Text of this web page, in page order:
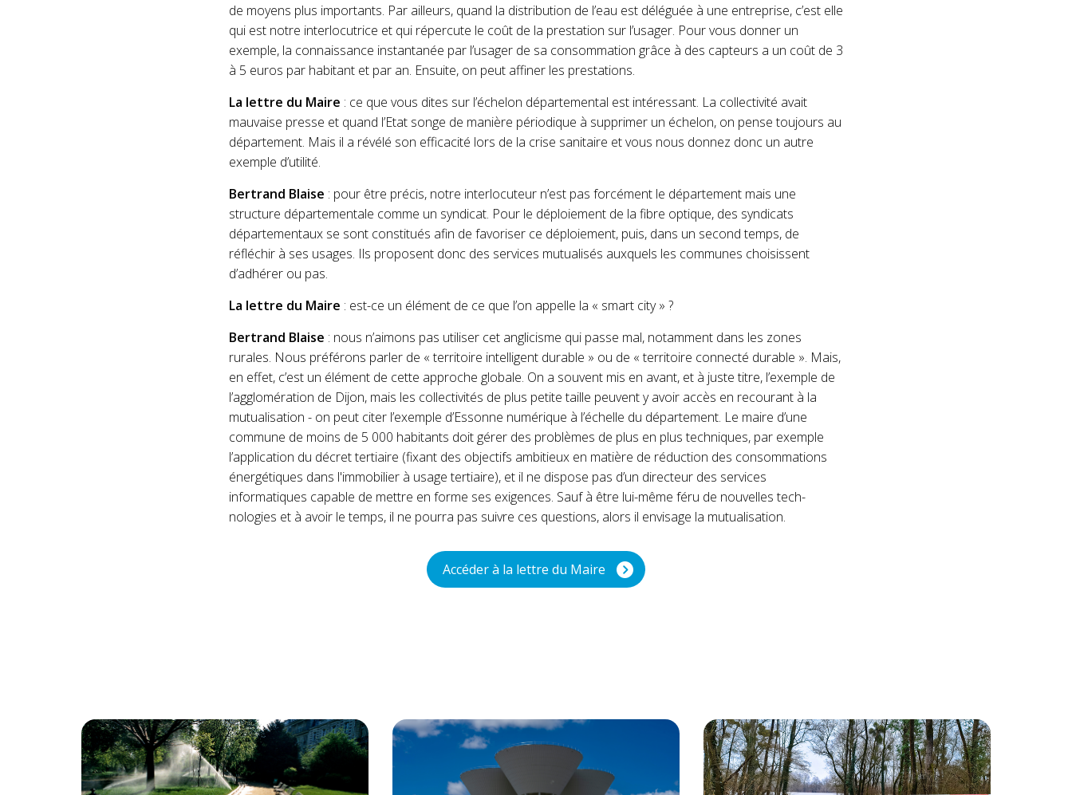
de moyens plus importants. Par ailleurs, quand la distribution de l’eau est déléguée à une entreprise, c’est elle
qui est notre interlocutrice et qui répercute le coût de la pres­tation sur l’usager. Pour vous donner un
exemple, la connaissance instantanée par l’usager de sa consom­mation grâce à des capteurs a un coût de 3
à 5 euros par habitant et par an. Ensuite, on peut affiner les prestations.
La lettre du Maire : ce que vous dites sur l’échelon départemental est intéressant. La collectivité avait
mauvaise presse et quand l’Etat songe de manière périodique à supprimer un échelon, on pense toujours au
département. Mais il a révélé son efficacité lors de la crise sanitaire et vous nous donnez donc un autre
exemple d’utilité.
Bertrand Blaise : pour être précis, notre interlocuteur n’est pas forcément le département mais une
structure dépar­tementale comme un syndicat. Pour le déploiement de la fibre optique, des syndicats
départementaux se sont constitués afin de favoriser ce déploiement, puis, dans un second temps, de
réfléchir à ses usages. Ils pro­posent donc des services mutualisés auxquels les com­munes choisissent
d’adhérer ou pas.
La lettre du Maire : est-ce un élément de ce que l’on appelle la « smart city » ?
Bertrand Blaise : nous n’aimons pas utiliser cet anglicisme qui passe mal, notamment dans les zones
rurales. Nous préférons parler de « territoire intelligent durable » ou de « territoire connecté durable ». Mais,
en effet, c’est un élément de cette approche globale. On a souvent mis en avant, et à juste titre, l’exemple de
l’aggloméra­tion de Dijon, mais les collectivités de plus petite taille peuvent y avoir accès en recourant à la
mutualisation - on peut citer l’exemple d’Essonne numérique à l’échelle du département. Le maire d’une
commune de moins de 5 000 habitants doit gérer des problèmes de plus en plus techniques, par exemple
l’application du décret tertiaire (fixant des objectifs ambitieux en matière de réduction des consommations
énergétiques dans l'immobilier à usage tertiaire), et il ne dispose pas d’un directeur des services
informatiques capable de mettre en forme ses exigences. Sauf à être lui-même féru de nouvelles tech­
nologies et à avoir le temps, il ne pourra pas suivre ces questions, alors il envisage la mutualisation.
Accéder à la lettre du Maire